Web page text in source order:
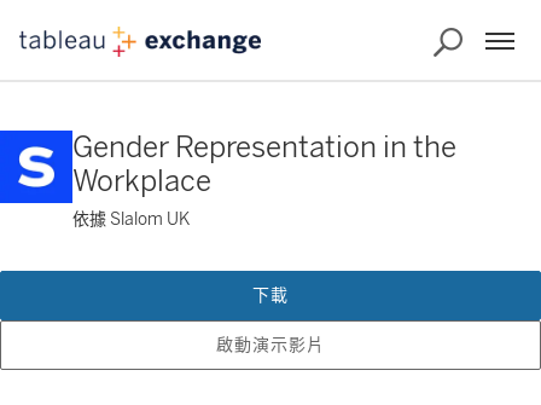
Gender Representation in the
Workplace
依據 Slalom UK
啟動演示影片
下載